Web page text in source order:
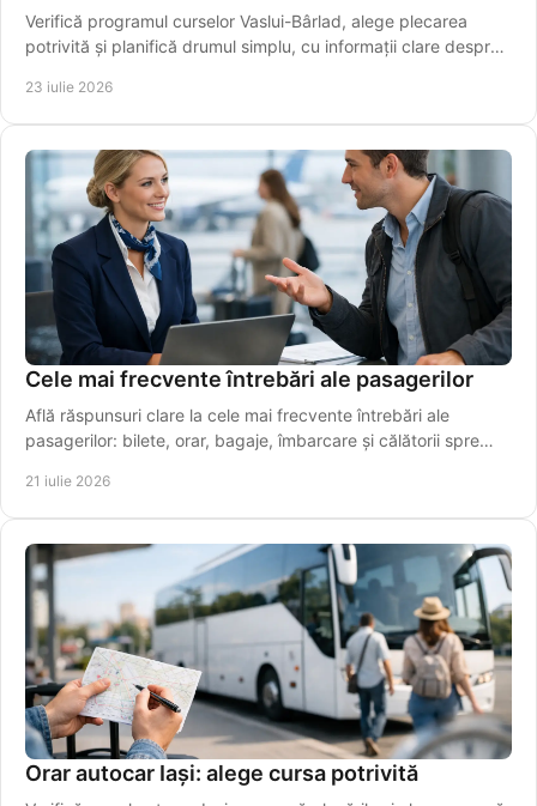
Verifică programul curselor Vaslui-Bârlad, alege plecarea
potrivită și planifică drumul simplu, cu informații clare despre
23 iulie 2026
Cele mai frecvente întrebări ale pasagerilor
Află răspunsuri clare la cele mai frecvente întrebări ale
pasagerilor: bilete, orar, bagaje, îmbarcare și călătorii spre
21 iulie 2026
Orar autocar Iași: alege cursa potrivită